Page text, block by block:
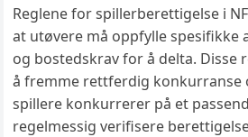
Reglene for spillerberettigelse i
at utøvere må oppfylle spesifikke
og bostedskrav for å delta. Disse
å fremme rettferdig konkurranse
spillere konkurrerer på et
regelmessig verifisere